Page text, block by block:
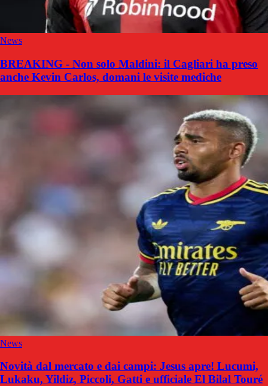
News
BREAKING - Non solo Maldini: il Cagliari ha preso
anche Kevin Carlos, domani le visite mediche
News
Novità dal mercato e dai campi: Jesus apre! Lucumi,
Lukaku, Yildiz, Piccoli, Gatti e ufficiale El Bilal Touré